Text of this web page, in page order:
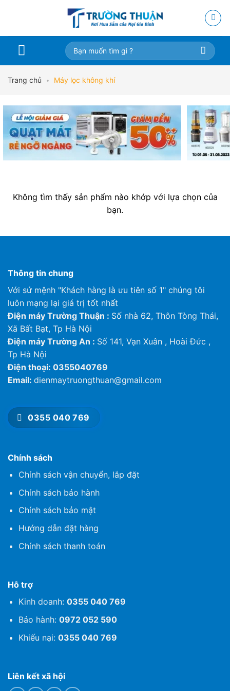
Tìm
kiếm:
Trang chủ • Máy lọc không khí
Không tìm thấy sản phẩm nào khớp với lựa chọn của
bạn.
Thông tin chung
Với sứ mệnh "Khách hàng là ưu tiên số 1" chúng tôi
luôn mạng lại giá trị tốt nhất
Điện máy Trường Thuận : Số nhà 62, Thôn Tòng Thái,
Xã Bất Bạt, Tp Hà Nội
Điện máy Trường An : Số 141, Vạn Xuân , Hoài Đức ,
Tp Hà Nội
Điện thoại: 0355040769
Email: dienmaytruongthuan@gmail.com
0355 040 769
Chính sách
Chính sách vận chuyển, lắp đặt
Chính sách bảo hành
Chính sách bảo mật
Hướng dẫn đặt hàng
Chính sách thanh toán
Hỗ trợ
Kinh doanh: 0355 040 769
Bảo hành: 0972 052 590
Khiếu nại: 0355 040 769
Liên kết xã hội